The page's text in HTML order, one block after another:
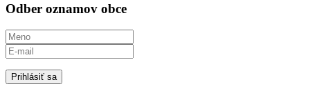
Odber oznamov obce
Prihlásiť sa